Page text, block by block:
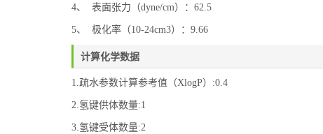
4、 表面张力（dyne/cm）：62.5
5、 极化率（10-24cm3）：9.66
计算化学数据
1.疏水参数计算参考值（XlogP）:0.4
2.氢键供体数量:1
3.氢键受体数量:2